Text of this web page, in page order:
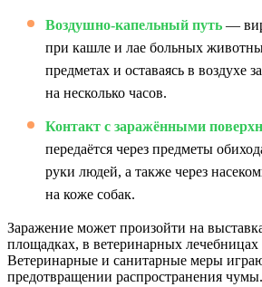
Воздушно-капельный путь —
при кашле и лае больных
предметах и оставаясь в воздухе
на несколько часов.
Контакт с заражёнными
передаётся через предметы
руки людей, а также через
на коже собак.
Заражение может произойти на
площадках, в ветеринарных лечебницах
Ветеринарные и санитарные меры
предотвращении распространения чумы.